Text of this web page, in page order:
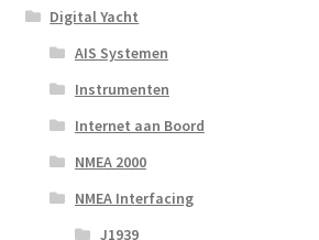
Digital Yacht
AIS Systemen
Instrumenten
Internet aan Boord
NMEA 2000
NMEA Interfacing
J1939